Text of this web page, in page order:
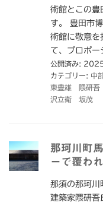
術館とこの豊
す。 豊田市
術館に敬意を
て、プロポ
公開済み:
カテゴリー: 中
東豊雄 隈研
沢立衛 坂茂
那珂川町
ーで覆わ
那須の那珂川
建築家隈研吾